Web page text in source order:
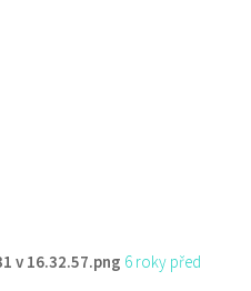
v 16.32.57.png 6 roky před